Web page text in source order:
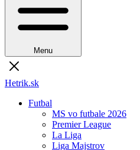
Menu
Hetrik.sk
Futbal
MS vo futbale 2026
Premier League
La Liga
Liga Majstrov